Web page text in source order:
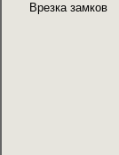
Врезка замков